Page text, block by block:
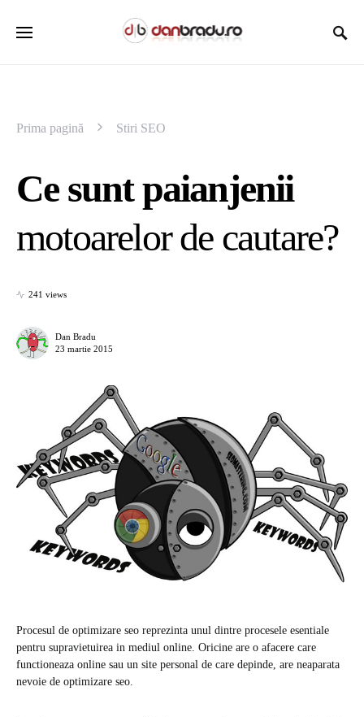
Prima pagină Stiri SEO
Ce sunt paianjenii
motoarelor de cautare?
241 views
Dan Bradu
23 martie 2015
Procesul de optimizare seo reprezinta unul dintre procesele esentiale
pentru supravietuirea in mediul online. Oricine are o afacere care
functioneaza online sau un site personal de care depinde, are neaparata
nevoie de optimizare seo.